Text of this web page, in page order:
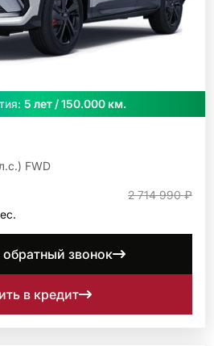
5 лет / 150.000 км.
FWD
2 714 990 ₽
обратный звонок
в кредит